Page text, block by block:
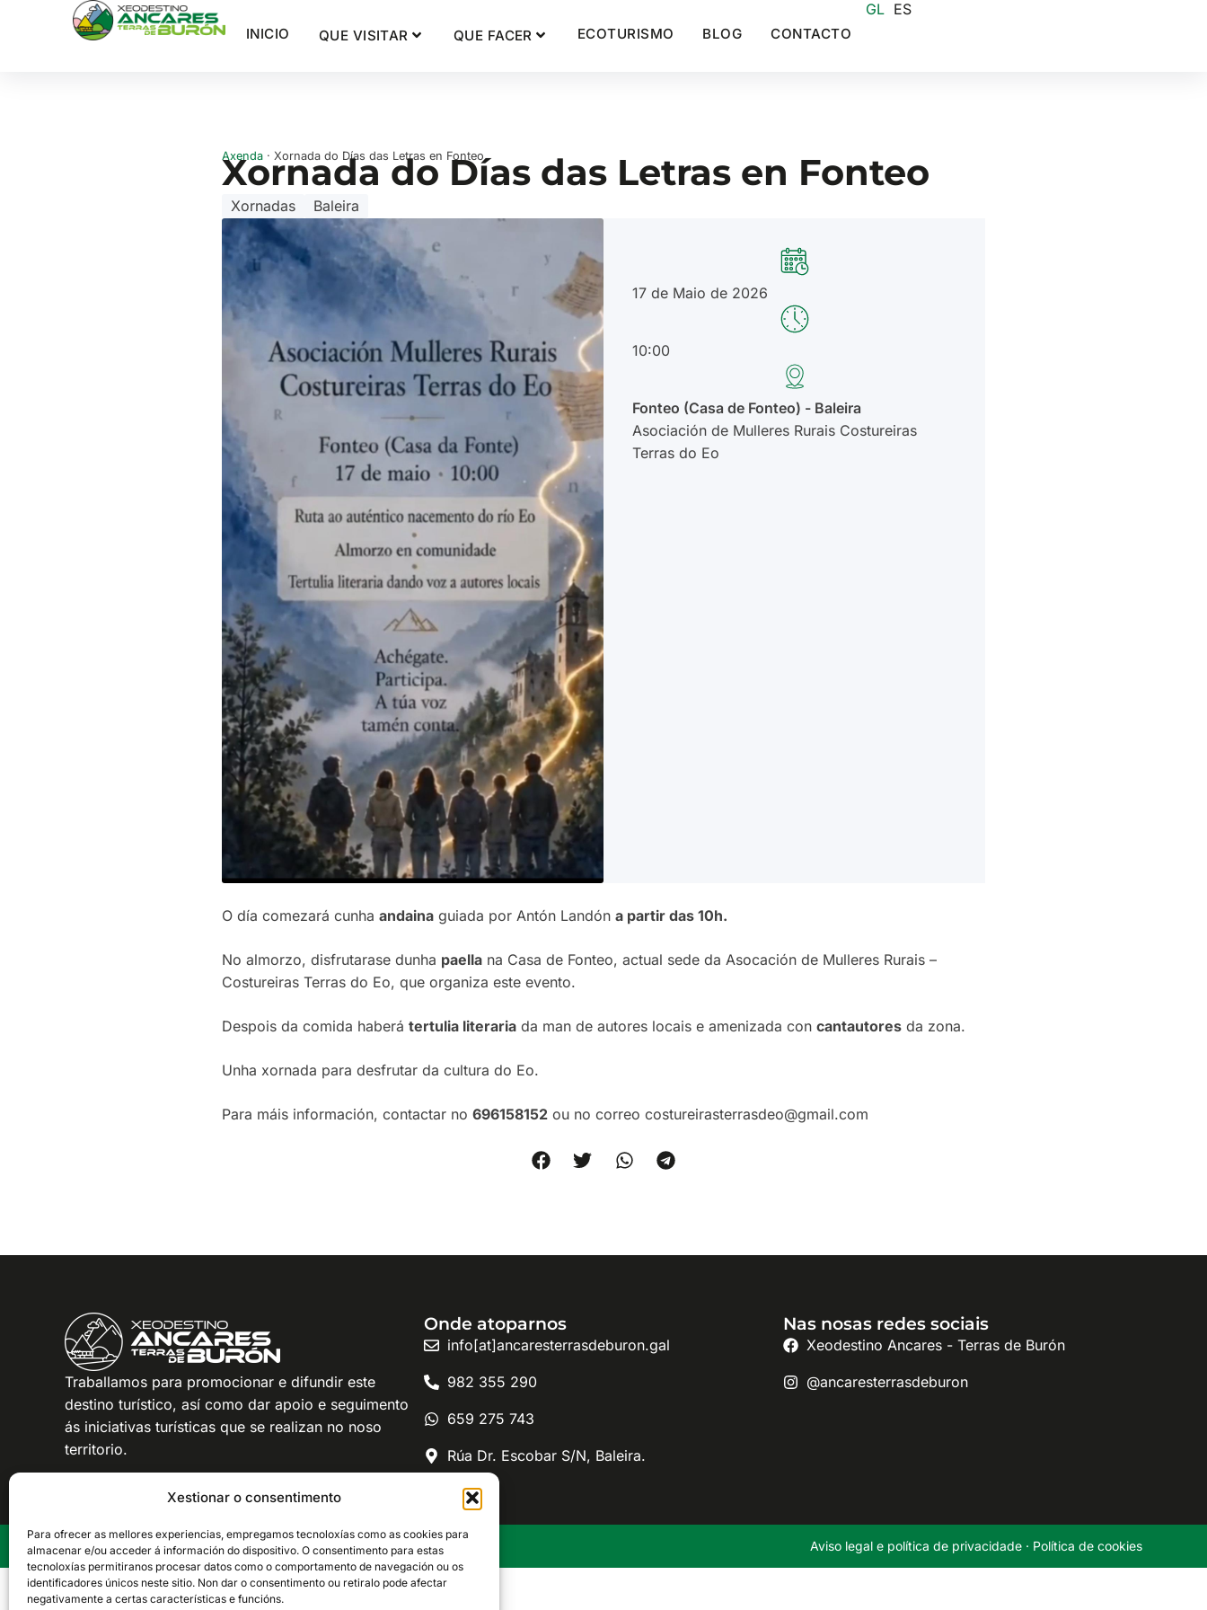
Xestionar o consentimento
Para ofrecer as mellores experiencias, empregamos tecnoloxías como as cookies para
almacenar e/ou acceder á información do dispositivo. O consentimento para estas
tecnoloxías permitiranos procesar datos como o comportamento de navegación ou os
identificadores únicos neste sitio. Non dar o consentimento ou retiralo pode afectar
negativamente a certas características e funcións.
INICIO QUE VISITAR QUE FACER ECOTURISMO BLOG CONTACTO
GL ES
Axenda · Xornada do Días das Letras en Fonteo
Xornada do Días das Letras en Fonteo
Xornadas Baleira
17 de Maio de 2026
10:00
Fonteo (Casa de Fonteo) - Baleira
Asociación de Mulleres Rurais Costureiras
Terras do Eo
O día comezará cunha andaina guiada por Antón Landón a partir das 10h.
No almorzo, disfrutarase dunha paella na Casa de Fonteo, actual sede da Asocación de Mulleres Rurais –
Costureiras Terras do Eo, que organiza este evento.
Despois da comida haberá tertulia literaria da man de autores locais e amenizada con cantautores da zona.
Unha xornada para desfrutar da cultura do Eo.
Para máis información, contactar no 696158152 ou no correo costureirasterrasdeo@gmail.com
Traballamos para promocionar e difundir este
destino turístico, así como dar apoio e seguimento
ás iniciativas turísticas que se realizan no noso
territorio.
Onde atoparnos
info[at]ancaresterrasdeburon.gal
982 355 290
659 275 743
Rúa Dr. Escobar S/N, Baleira.
Nas nosas redes sociais
Xeodestino Ancares - Terras de Burón
@ancaresterrasdeburon
Xeodestino Ancares Terras de Burón © · Todos os dereitos reservados Aviso legal e política de privacidade · Política de cookies